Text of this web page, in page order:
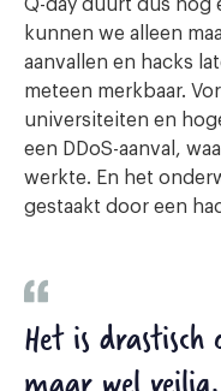
Q-day duurt dus nog
kunnen we alleen
aanvallen en hacks
meteen merkbaar.
universiteiten en
een DDoS-aanval,
werkte. En het
gestaakt door een
Het is